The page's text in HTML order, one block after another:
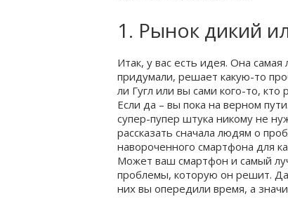
1. Рынок дикий
Итак, у вас есть идея. Она
придумали, решает какую-то
ли Гугл или вы сами кого-то,
Если да – вы пока на верном
супер-пупер штука никому не
рассказать сначала людям о
навороченного смартфона для
Может ваш смартфон и самый
проблемы, которую он решит. Да
них вы опередили время, а